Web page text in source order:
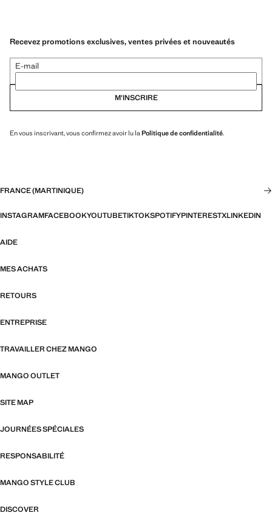
Recevez promotions exclusives, ventes privées et nouveautés
E-mail
M’INSCRIRE
En vous inscrivant, vous confirmez avoir lu la Politique de confidentialité.
FRANCE (MARTINIQUE)
INSTAGRAMFACEBOOKYOUTUBETIKTOKSPOTIFYPINTERESTXLINKEDIN
AIDE
MES ACHATS
RETOURS
ENTREPRISE
TRAVAILLER CHEZ MANGO
MANGO OUTLET
SITE MAP
JOURNÉES SPÉCIALES
RESPONSABILITÉ
MANGO STYLE CLUB
DISCOVER